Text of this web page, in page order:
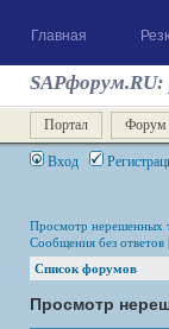
Главная
Портал Форум
Вход
Просмотр нерешенных
Сообщения без ответов |
Список форумов
Просмотр